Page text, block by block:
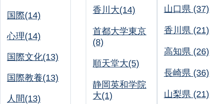
国際(14)
心理(14)
国際文化(13)
国際教養(13)
人間(13)
香川大(14)
首都大学東京
(8)
順天堂大(5)
静岡英和学院
大(1)
山口県 (37)
香川県 (21)
高知県 (26)
長崎県 (36)
山梨県 (21)